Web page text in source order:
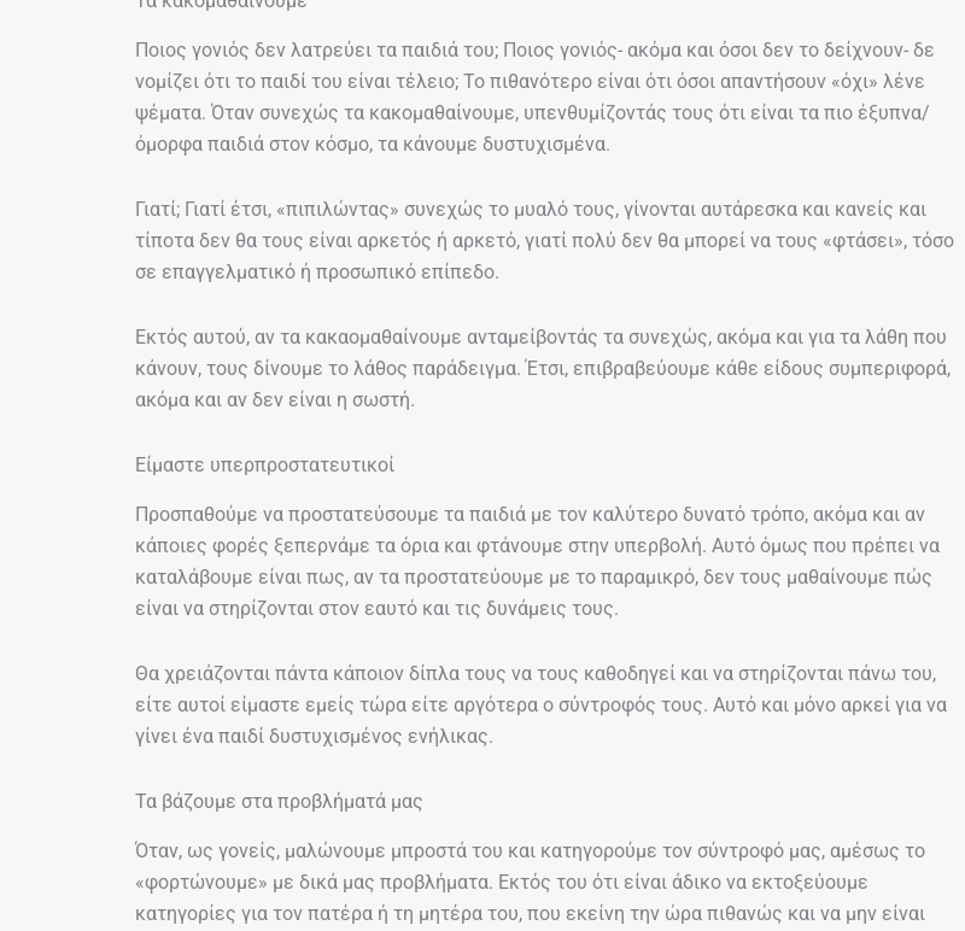
Ποιος γονιός δεν λατρεύει τα παιδιά του; Ποιος γονιός- ακόμα και όσοι δεν το δείχνουν- δε
νομίζει ότι το παιδί του είναι τέλειο; Το πιθανότερο είναι ότι όσοι απαντήσουν «όχι» λένε
ψέματα. Όταν συνεχώς τα κακομαθαίνουμε, υπενθυμίζοντάς τους ότι είναι τα πιο έξυπνα/
όμορφα παιδιά στον κόσμο, τα κάνουμε δυστυχισμένα.
Γιατί; Γιατί έτσι, «πιπιλώντας» συνεχώς το μυαλό τους, γίνονται αυτάρεσκα και κανείς και
τίποτα δεν θα τους είναι αρκετός ή αρκετό, γιατί πολύ δεν θα μπορεί να τους «φτάσει», τόσο
σε επαγγελματικό ή προσωπικό επίπεδο.
Εκτός αυτού, αν τα κακαομαθαίνουμε ανταμείβοντάς τα συνεχώς, ακόμα και για τα λάθη που
κάνουν, τους δίνουμε το λάθος παράδειγμα. Έτσι, επιβραβεύουμε κάθε είδους συμπεριφορά,
ακόμα και αν δεν είναι η σωστή.
Είμαστε υπερπροστατευτικοί
Προσπαθούμε να προστατεύσουμε τα παιδιά με τον καλύτερο δυνατό τρόπο, ακόμα και αν
κάποιες φορές ξεπερνάμε τα όρια και φτάνουμε στην υπερβολή. Αυτό όμως που πρέπει να
καταλάβουμε είναι πως, αν τα προστατεύουμε με το παραμικρό, δεν τους μαθαίνουμε πώς
είναι να στηρίζονται στον εαυτό και τις δυνάμεις τους.
Θα χρειάζονται πάντα κάποιον δίπλα τους να τους καθοδηγεί και να στηρίζονται πάνω του,
είτε αυτοί είμαστε εμείς τώρα είτε αργότερα ο σύντροφός τους. Αυτό και μόνο αρκεί για να
γίνει ένα παιδί δυστυχισμένος ενήλικας.
Τα βάζουμε στα προβλήματά μας
Όταν, ως γονείς, μαλώνουμε μπροστά του και κατηγορούμε τον σύντροφό μας, αμέσως το
«φορτώνουμε» με δικά μας προβλήματα. Εκτός του ότι είναι άδικο να εκτοξεύουμε
κατηγορίες για τον πατέρα ή τη μητέρα του, που εκείνη την ώρα πιθανώς και να μην είναι